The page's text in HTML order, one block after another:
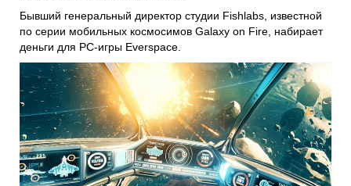
Бывший генеральный директор студии Fishlabs, известной
по серии мобильных космосимов Galaxy on Fire, набирает
деньги для PC-игры Everspace.